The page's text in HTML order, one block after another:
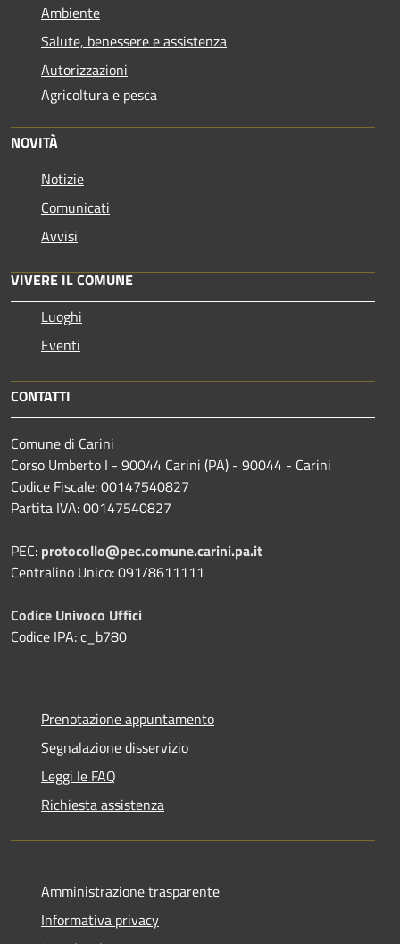
Ambiente
Salute, benessere e assistenza
Autorizzazioni
Agricoltura e pesca
NOVITÀ
Notizie
Comunicati
Avvisi
VIVERE IL COMUNE
Luoghi
Eventi
CONTATTI
Comune di Carini
Corso Umberto I - 90044 Carini (PA) - 90044 - Carini
Codice Fiscale: 00147540827
Partita IVA: 00147540827
PEC: protocollo@pec.comune.carini.pa.it
Centralino Unico: 091/8611111
Codice Univoco Uffici
Codice IPA: c_b780
Prenotazione appuntamento
Segnalazione disservizio
Leggi le FAQ
Richiesta assistenza
Amministrazione trasparente
Informativa privacy